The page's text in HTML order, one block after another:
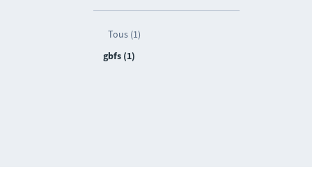
Tous (1)
gbfs (1)